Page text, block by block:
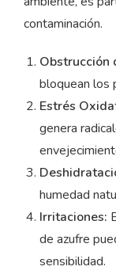
contaminación.
Obstrucción
bloquean los
Estrés
genera
humedad
Irritaciones:
de azufre
sensibilidad.